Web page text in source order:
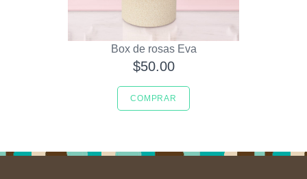
Box de rosas Eva
$50.00
COMPRAR